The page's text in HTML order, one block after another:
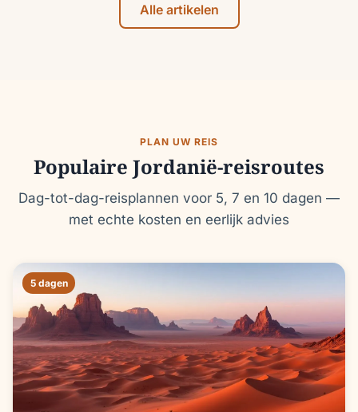
Alle artikelen
PLAN UW REIS
Populaire Jordanië-reisroutes
Dag-tot-dag-reisplannen voor 5, 7 en 10 dagen —
met echte kosten en eerlijk advies
5 dagen